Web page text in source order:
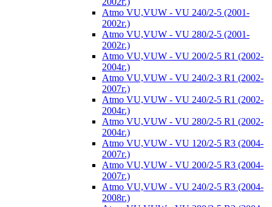
Atmo VU,VUW - VU 240/2-5 (2001-
2002г.)
Atmo VU,VUW - VU 280/2-5 (2001-
2002г.)
Atmo VU,VUW - VU 200/2-5 R1 (2002-
2004г.)
Atmo VU,VUW - VU 240/2-3 R1 (2002-
2007г.)
Atmo VU,VUW - VU 240/2-5 R1 (2002-
2004г.)
Atmo VU,VUW - VU 280/2-5 R1 (2002-
2004г.)
Atmo VU,VUW - VU 120/2-5 R3 (2004-
2007г.)
Atmo VU,VUW - VU 200/2-5 R3 (2004-
2007г.)
Atmo VU,VUW - VU 240/2-5 R3 (2004-
2008г.)